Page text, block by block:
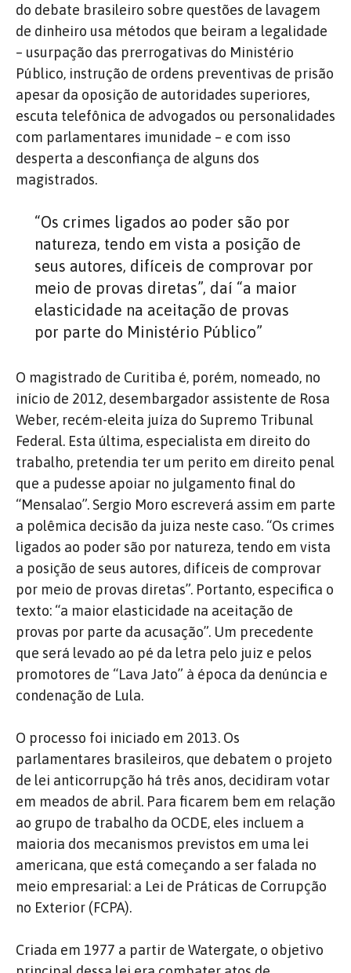
do debate brasileiro sobre questões de lavagem
de dinheiro usa métodos que beiram a legalidade
– usurpação das prerrogativas do Ministério
Público, instrução de ordens preventivas de prisão
apesar da oposição de autoridades superiores,
escuta telefônica de advogados ou personalidades
com parlamentares imunidade – e com isso
desperta a desconfiança de alguns dos
magistrados.
“Os crimes ligados ao poder são por
natureza, tendo em vista a posição de
seus autores, difíceis de comprovar por
meio de provas diretas”, daí “a maior
elasticidade na aceitação de provas
por parte do Ministério Público”
O magistrado de Curitiba é, porém, nomeado, no
início de 2012, desembargador assistente de Rosa
Weber, recém-eleita juíza do Supremo Tribunal
Federal. Esta última, especialista em direito do
trabalho, pretendia ter um perito em direito penal
que a pudesse apoiar no julgamento final do
“Mensalao”. Sergio Moro escreverá assim em parte
a polêmica decisão da juiza neste caso. “Os crimes
ligados ao poder são por natureza, tendo em vista
a posição de seus autores, difíceis de comprovar
por meio de provas diretas”. Portanto, especifica o
texto: “a maior elasticidade na aceitação de
provas por parte da acusação”. Um precedente
que será levado ao pé da letra pelo juiz e pelos
promotores de “Lava Jato” à época da denúncia e
condenação de Lula.
O processo foi iniciado em 2013. Os
parlamentares brasileiros, que debatem o projeto
de lei anticorrupção há três anos, decidiram votar
em meados de abril. Para ficarem bem em relação
ao grupo de trabalho da OCDE, eles incluem a
maioria dos mecanismos previstos em uma lei
americana, que está começando a ser falada no
meio empresarial: a Lei de Práticas de Corrupção
no Exterior (FCPA).
Criada em 1977 a partir de Watergate, o objetivo